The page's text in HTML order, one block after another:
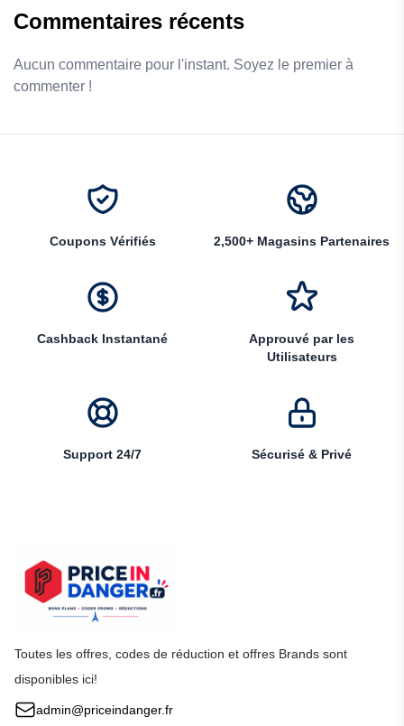
Commentaires récents
Aucun commentaire pour l'instant. Soyez le premier à
commenter !
Coupons Vérifiés 2,500+ Magasins Partenaires
Cashback Instantané
Approuvé par les
Utilisateurs
Support 24/7 Sécurisé & Privé
Toutes les offres, codes de réduction et offres Brands sont
disponibles ici!
admin@priceindanger.fr